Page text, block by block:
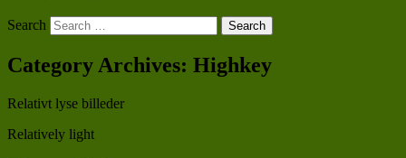
Search
tphoto.dk
POV
Category Archives: Highkey
Relativt lyse billeder
Relatively light